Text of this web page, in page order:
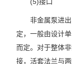
非金属泵进出
定，一般由设计
而定。对于整体
接，活套法兰与